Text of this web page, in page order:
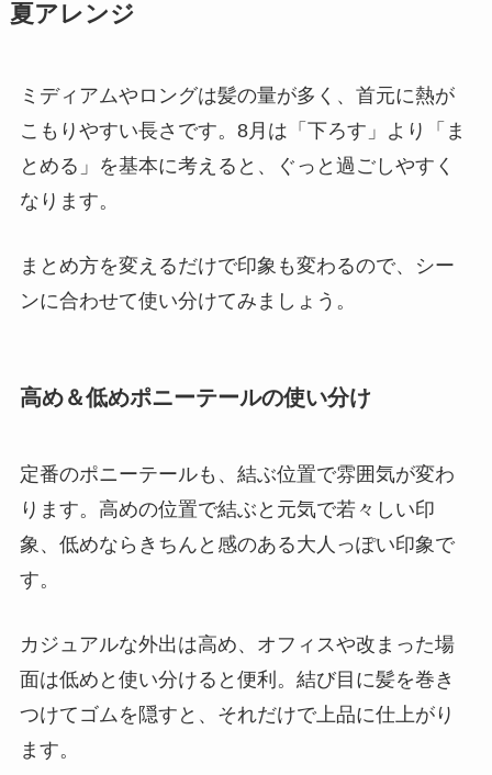
夏アレンジ
ミディアムやロングは髪の量が多く、首元に熱が
こもりやすい長さです。8月は「下ろす」より「ま
とめる」を基本に考えると、ぐっと過ごしやすく
なります。
まとめ方を変えるだけで印象も変わるので、シー
ンに合わせて使い分けてみましょう。
高め＆低めポニーテールの使い分け
定番のポニーテールも、結ぶ位置で雰囲気が変わ
ります。高めの位置で結ぶと元気で若々しい印
象、低めならきちんと感のある大人っぽい印象で
す。
カジュアルな外出は高め、オフィスや改まった場
面は低めと使い分けると便利。結び目に髪を巻き
つけてゴムを隠すと、それだけで上品に仕上がり
ます。